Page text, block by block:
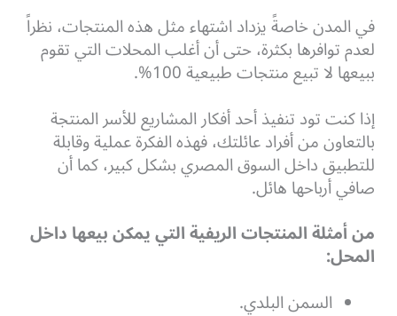
في المدن خاصةً يزداد اشتهاء مثل هذه المنتجات، نظراً
لعدم توافرها بكثرة، حتى أن أغلب المحلات التي تقوم
ببيعها لا تبيع منتجات طبيعية 100%.
إذا كنت تود تنفيذ أحد أفكار المشاريع للأسر المنتجة
بالتعاون من أفراد عائلتك، فهذه الفكرة عملية وقابلة
للتطبيق داخل السوق المصري بشكل كبير، كما أن
صافي أرباحها هائل.
من أمثلة المنتجات الريفية التي يمكن بيعها داخل
المحل:
السمن البلدي.